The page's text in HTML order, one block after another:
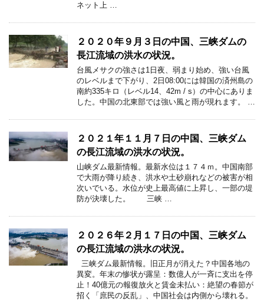
ネット上 …
２０２０年９月３日の中国、三峡ダムの
長江流域の洪水の状況。
台風メサクの強さは1日夜、弱まり始め、強い台風
のレベルまで下がり、2日08:00には韓国の済州島の
南約335キロ（レベル14、42m / s）の中心にありま
した。中国の北東部では強い風と雨が現れます。 …
２０２１年１１月７日の中国、三峡ダム
の長江流域の洪水の状況。
山峡ダム最新情報。最新水位は１７４ｍ。中国南部
で大雨が降り続き、洪水や土砂崩れなどの被害が相
次いでいる。水位が史上最高値に上昇し、一部の堤
防が決壊した。 三峡 …
２０２６年２月１７日の中国、三峡ダム
の長江流域の洪水の状況。
三峡ダム最新情報。旧正月が消えた？中国各地の
異変。年末の惨状が露呈：数億人が一斉に支出を停
止！40億元の報復放火と賃金未払い：絶望の春節が
招く「庶民の反乱」、中国社会は内側から壊れる。